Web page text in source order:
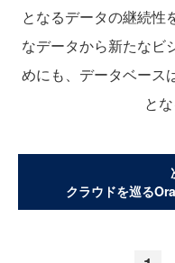
となるデータの継続性
なデータから新たなビ
めにも、データベース
と
クラウドを巡る